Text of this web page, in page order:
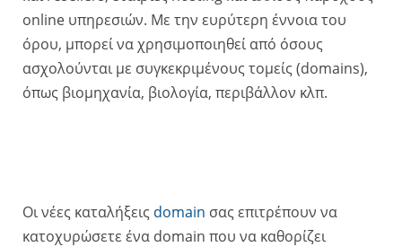
online υπηρεσιών. Με την ευρύτερη έννοια του
όρου, μπορεί να χρησιμοποιηθεί από όσους
ασχολούνται με συγκεκριμένους τομείς (domains),
όπως βιομηχανία, βιολογία, περιβάλλον κλπ.
Οι νέες καταλήξεις domain σας επιτρέπουν να
κατοχυρώσετε ένα domain που να καθορίζει